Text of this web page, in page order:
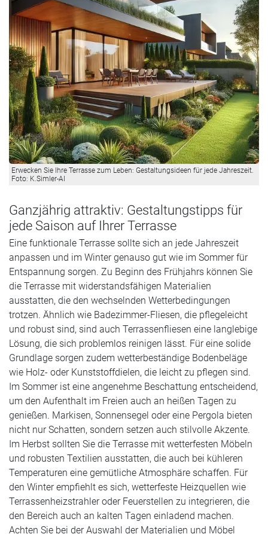
Erwecken Sie Ihre Terrasse zum Leben: Gestaltungsideen für jede Jahreszeit.
Foto: K.Simler-AI
Ganzjährig attraktiv: Gestaltungstipps für
jede Saison auf Ihrer Terrasse
Eine funktionale Terrasse sollte sich an jede Jahreszeit
anpassen und im Winter genauso gut wie im Sommer für
Entspannung sorgen. Zu Beginn des Frühjahrs können Sie
die Terrasse mit widerstandsfähigen Materialien
ausstatten, die den wechselnden Wetterbedingungen
trotzen. Ähnlich wie Badezimmer-Fliesen, die pflegeleicht
und robust sind, sind auch Terrassenfliesen eine langlebige
Lösung, die sich problemlos reinigen lässt. Für eine solide
Grundlage sorgen zudem wetterbeständige Bodenbeläge
wie Holz- oder Kunststoffdielen, die leicht zu pflegen sind.
Im Sommer ist eine angenehme Beschattung entscheidend,
um den Aufenthalt im Freien auch an heißen Tagen zu
genießen. Markisen, Sonnensegel oder eine Pergola bieten
nicht nur Schatten, sondern setzen auch stilvolle Akzente.
Im Herbst sollten Sie die Terrasse mit wetterfesten Möbeln
und robusten Textilien ausstatten, die auch bei kühleren
Temperaturen eine gemütliche Atmosphäre schaffen. Für
den Winter empfiehlt es sich, wetterfeste Heizquellen wie
Terrassenheizstrahler oder Feuerstellen zu integrieren, die
den Bereich auch an kalten Tagen einladend machen.
Achten Sie bei der Auswahl der Materialien und Möbel